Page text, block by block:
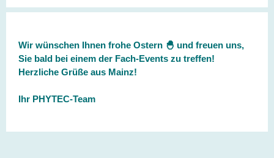
Wir wünschen Ihnen frohe Ostern 🐣 und freuen uns,
Sie bald bei einem der Fach-Events zu treffen!
Herzliche Grüße aus Mainz!
Ihr PHYTEC-Team